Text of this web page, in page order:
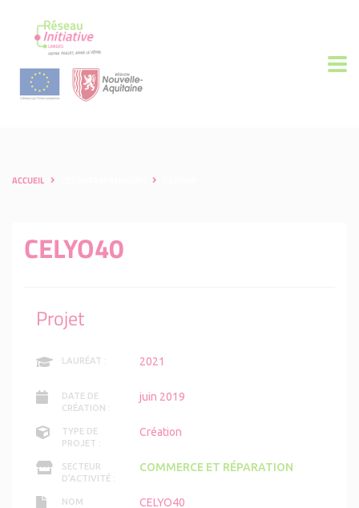
ACCUEIL
CELYO40
Projet
LAURÉAT : 2021
DATE DE
CRÉATION :
juin 2019
TYPE DE
PROJET :
Création
SECTEUR
D'ACTIVITÉ :
COMMERCE ET RÉPARATION
NOM
CELYO40